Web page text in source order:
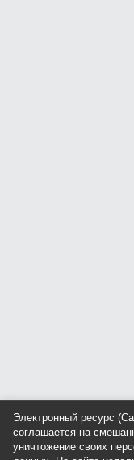
Электронный ресурс
соглашается на
уничтожение своих